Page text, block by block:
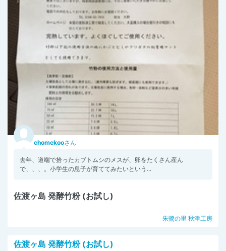
chomekooさん
去年、道端で拾ったカブトムシのメスが、卵をたくさん産ん
で、、、。小学生の息子が育ててみたいという...
佐渡ヶ島 発酵竹粉 (お試し)
朱鷺の里 秋津工房
佐渡ヶ島 発酵竹粉 (お試し)